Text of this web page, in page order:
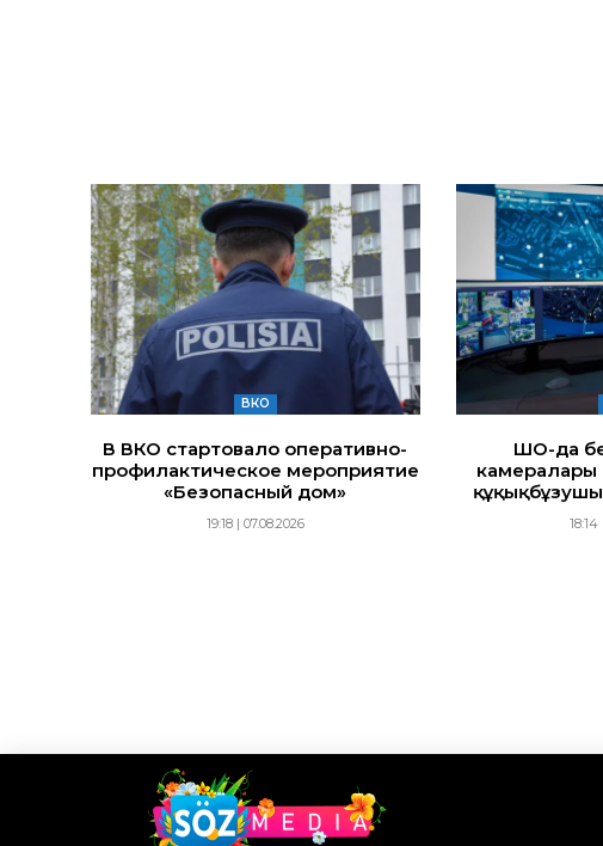
ВКО
В ВКО стартовало оперативно-
профилактическое мероприятие
«Безопасный дом»
19:18 | 07.08.2026
ШҚО-да
камералары
18:14